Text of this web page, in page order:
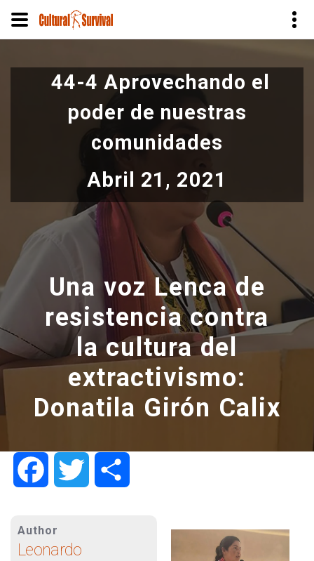
al
contenido44-4 Aprovechando el
poder de nuestras
comunidades
Abril 21, 2021
Una voz Lenca de
resistencia contra
la cultura del
extractivismo:
Donatila Girón Calix
FacebookTwitter
Author
Leonardo